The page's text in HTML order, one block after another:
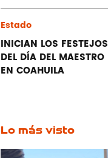
Estado
INICIAN LOS FESTEJOS
DEL DÍA DEL MAESTRO
EN COAHUILA
Lo más visto